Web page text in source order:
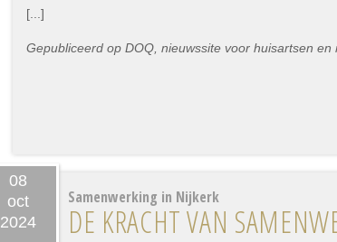
[...]
Gepubliceerd op DOQ, nieuwssite voor huisartsen en
08
oct
2024
Samenwerking in Nijkerk
DE KRACHT VAN